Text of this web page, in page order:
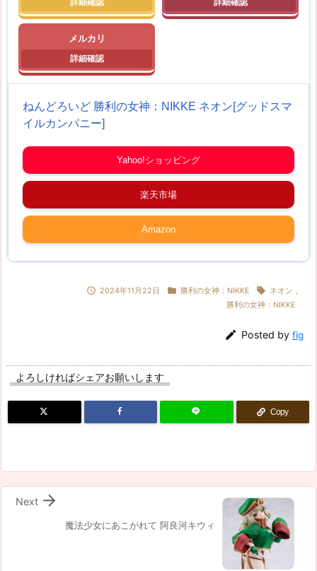
メルカリ
ねんどろいど 勝利の女神：NIKKE ネオン[グッドスマ
イルカンパニー]
Yahoo!ショッピング
楽天市場
Amazon
 2024年11月22日  勝利の女神：NIKKE  ネオン ,
勝利の女神：NIKKE
 Posted by fig
よろしければシェアお願いします
Copy
魔法少女にあこがれて 阿良河キウィ

Next